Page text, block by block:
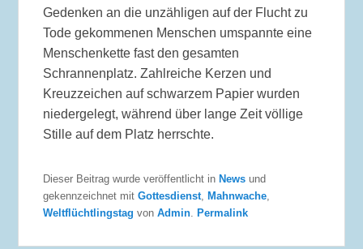
Gedenken an die unzähligen auf der Flucht zu
Tode gekommenen Menschen umspannte eine
Menschenkette fast den gesamten
Schrannenplatz. Zahlreiche Kerzen und
Kreuzzeichen auf schwarzem Papier wurden
niedergelegt, während über lange Zeit völlige
Stille auf dem Platz herrschte.
Dieser Beitrag wurde veröffentlicht inNews und
gekennzeichnet mitGottesdienst ,Mahnwache
Weltflüchtlingstag vonAdmin .Permalink